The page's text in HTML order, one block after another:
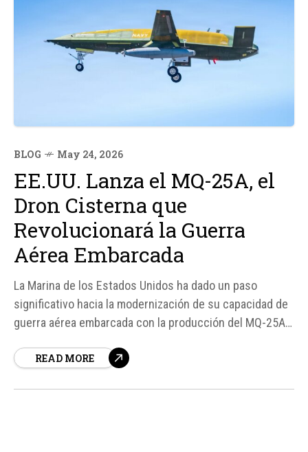
BLOG May 24, 2026
EE.UU. Lanza el MQ-25A, el
Dron Cisterna que
Revolucionará la Guerra
Aérea Embarcada
La Marina de los Estados Unidos ha dado un paso
significativo hacia la modernización de su capacidad de
guerra aérea embarcada con la producción del MQ-25A
cazas en vuelo. Según fuentes, este avance tecnológico
READ MORE